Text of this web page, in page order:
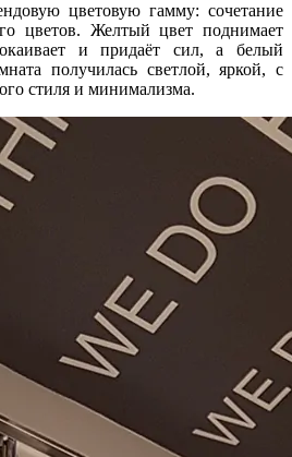
цветовую гамму: сочетание
цветов. Желтый цвет поднимает
и придаёт сил, а белый
получилась светлой, яркой, с
стиля и минимализма.